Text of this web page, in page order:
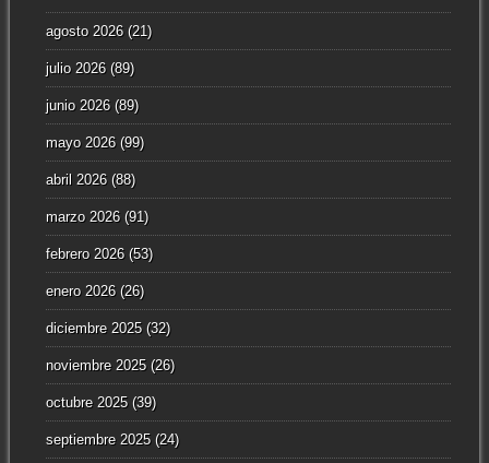
agosto 2026(21)
julio 2026(89)
junio 2026(89)
mayo 2026(99)
abril 2026(88)
marzo 2026(91)
febrero 2026(53)
enero 2026(26)
diciembre 2025(32)
noviembre 2025(26)
octubre 2025(39)
septiembre 2025(24)